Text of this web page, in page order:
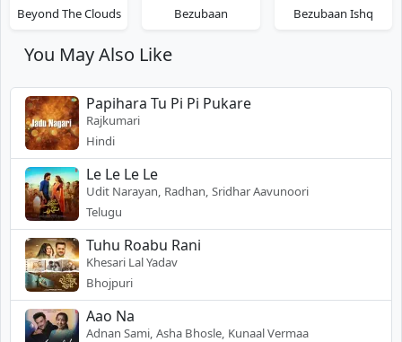
Beyond The Clouds Bezubaan Bezubaan Ishq
You May Also Like
Papihara Tu Pi Pi Pukare
Rajkumari
Hindi
Le Le Le Le
Udit Narayan, Radhan, Sridhar Aavunoori
Telugu
Tuhu Roabu Rani
Khesari Lal Yadav
Bhojpuri
Aao Na
Adnan Sami, Asha Bhosle, Kunaal Vermaa